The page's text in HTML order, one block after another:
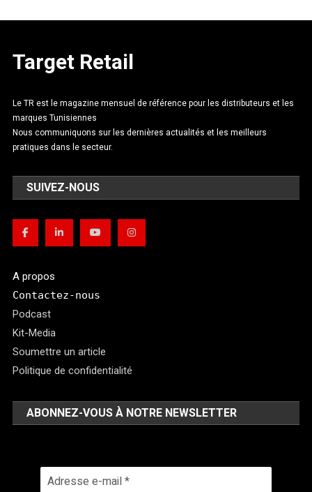
Target Retail
Le TR est le magazine mensuel de référence pour les distributeurs et les
marques Tunisiennes
Nous communiquons sur les dernières actualités et les meilleurs
pratiques dans le secteur.
SUIVEZ-NOUS
A propos
Contactez-nous
Podcast
Kit-Media
Soumettre un article
Politique de confidentialité
ABONNEZ-VOUS À NOTRE NEWSLETTER